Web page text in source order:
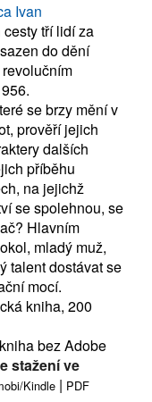
Ivan
tří lidí za
do dění
se brzy mění v
prověří jejich
dalších
příběhu
na jejichž
se spolehnou, se
Hlavním
mladý muž,
talent dostávat se
mocí.
kniha, 200
bez Adobe
stažení ve
Kindle | PDF